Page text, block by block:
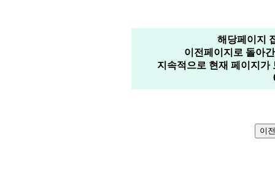
해당페이지
이전페이지로 돌아
지속적으로 현재 페이지가